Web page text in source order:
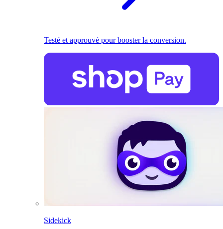
Testé et approuvé pour booster la conversion.
Sidekick